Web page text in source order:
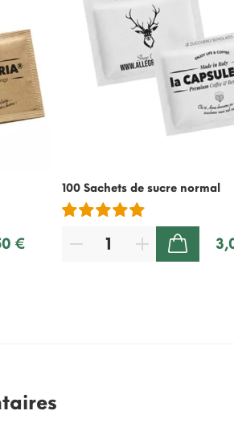
€
100 Sachets de sucre normal